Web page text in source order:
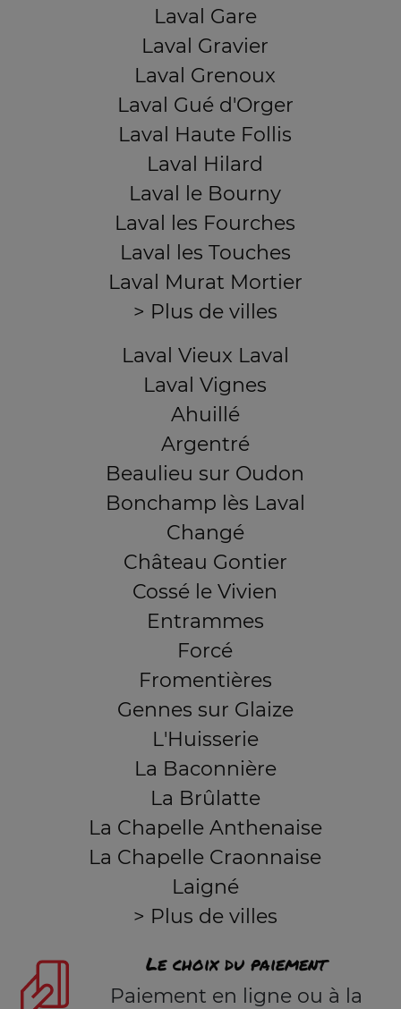
Laval Gare
Laval Gravier
Laval Grenoux
Laval Gué d'Orger
Laval Haute Follis
Laval Hilard
Laval le Bourny
Laval les Fourches
Laval les Touches
Laval Murat Mortier
> Plus de villes
Laval Vieux Laval
Laval Vignes
Ahuillé
Argentré
Beaulieu sur Oudon
Bonchamp lès Laval
Changé
Château Gontier
Cossé le Vivien
Entrammes
Forcé
Fromentières
Gennes sur Glaize
L'Huisserie
La Baconnière
La Brûlatte
La Chapelle Anthenaise
La Chapelle Craonnaise
Laigné
> Plus de villes
Le choix du paiement
Paiement en ligne ou à la